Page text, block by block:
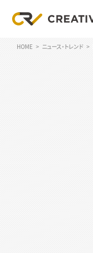
HOME ニュース・トレンド